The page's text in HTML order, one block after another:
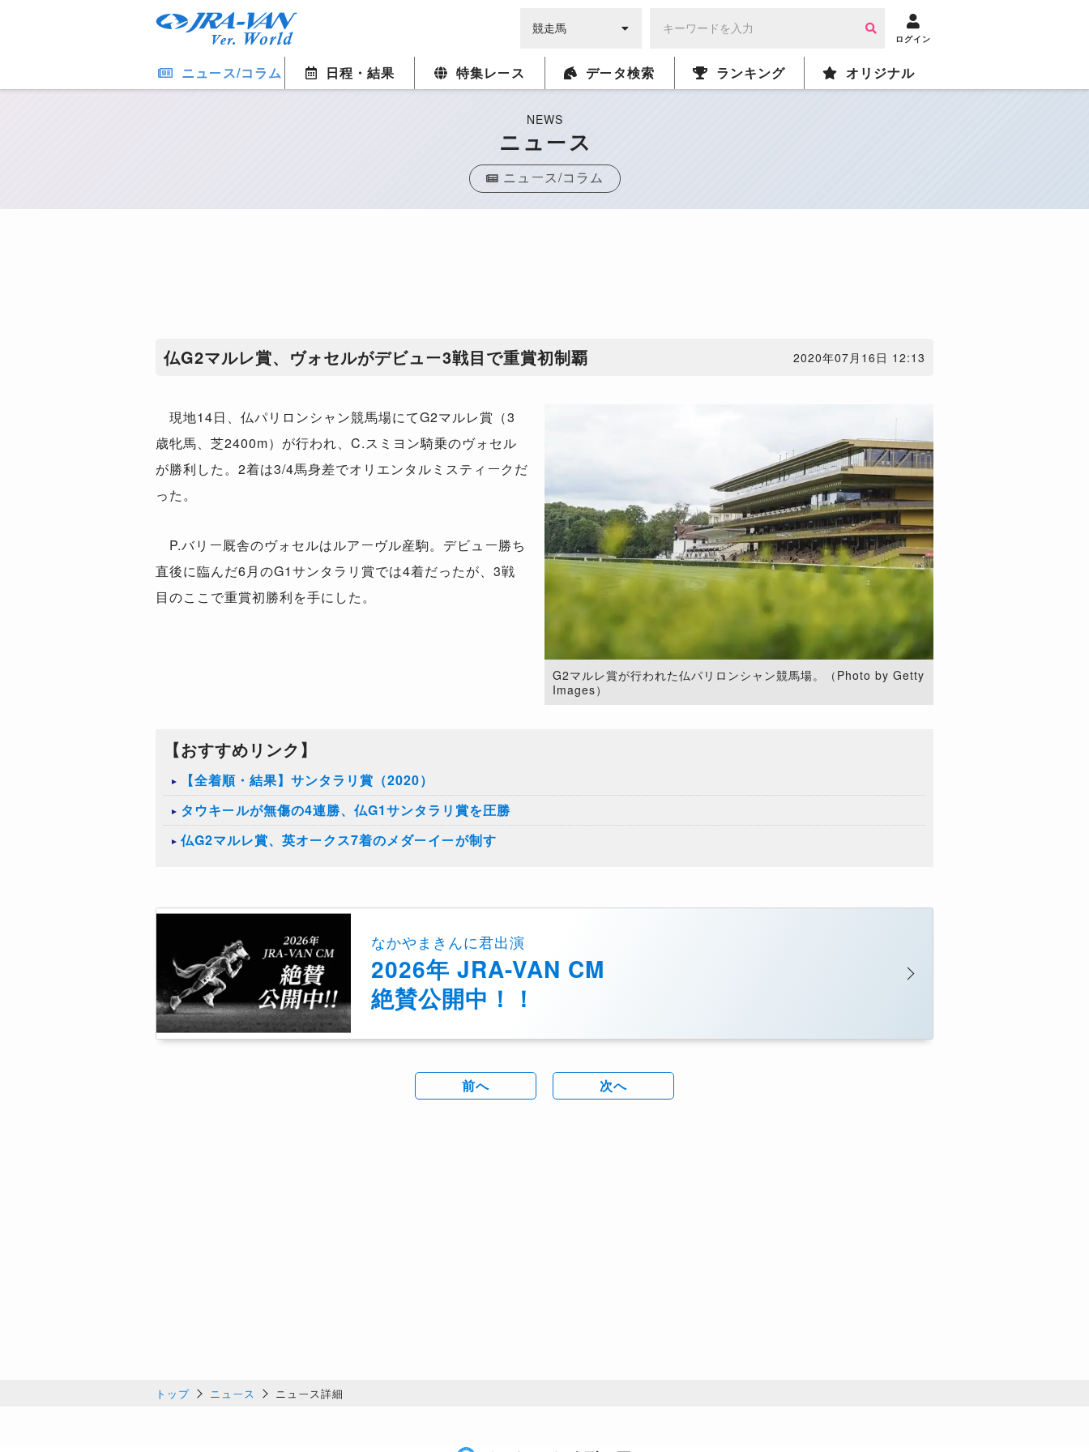
ログイン
ニュース/コラム 日程・結果 特集レース データ検索 ランキング オリジナル
NEWS
ニュース
ニュース/コラム
仏G2マルレ賞、ヴォセルがデビュー3戦目で重賞初制覇 2020年07月16日 12:13
G2マルレ賞が行われた仏パリロンシャン競馬場。（Photo by Getty
Images）
現地14日、仏パリロンシャン競馬場にてG2マルレ賞（3
歳牝馬、芝2400m）が行われ、C.スミヨン騎乗のヴォセル
が勝利した。2着は3/4馬身差でオリエンタルミスティークだ
った。
P.バリー厩舎のヴォセルはルアーヴル産駒。デビュー勝ち
直後に臨んだ6月のG1サンタラリ賞では4着だったが、3戦
目のここで重賞初勝利を手にした。
【おすすめリンク】
【全着順・結果】サンタラリ賞（2020）
タウキールが無傷の4連勝、仏G1サンタラリ賞を圧勝
仏G2マルレ賞、英オークス7着のメダーイーが制す
なかやまきんに君出演
2026年 JRA-VAN CM
絶賛公開中！！
前へ 次へ
トップ ニュース ニュース詳細